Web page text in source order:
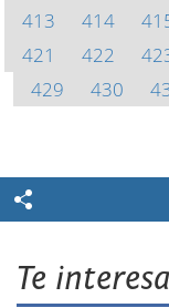
413
414
421
422
429
430
Te interesa